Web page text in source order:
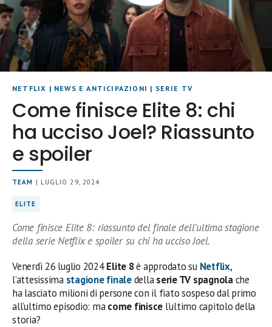
NETFLIX | NEWS E ANTICIPAZIONI | SERIE TV
Come finisce Elite 8: chi
ha ucciso Joel? Riassunto
e spoiler
TEAM | LUGLIO 29, 2024
ELITE
Come finisce Elite 8: riassunto del finale dell’ultima stagione
della serie Netflix e spoiler su chi ha ucciso Joel.
Venerdì 26 luglio 2024Elite 8è approdato su Netflix,
l’attesissima stagione finaledellaserie TV spagnolache
ha lasciato milioni di persone con il fiato sospeso dal primo
all’ultimo episodio: macome finisce l’ultimo capitolo della
storia?